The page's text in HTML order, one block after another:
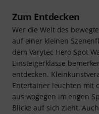
Zum Entdecken
Wer die Welt des
auf einer kleinen
dem Varytec Hero Spot
Einsteigerklasse
entdecken.
Entertainer leuchten mit
aus wogegen im engen
Blicke auf sich zieht.